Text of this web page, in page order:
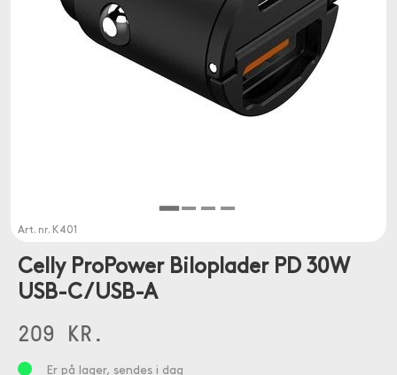
Art. nr. K401
Celly ProPower Biloplader PD 30W
USB-C / USB-A
209 KR.
Er på lager, sendes i dag